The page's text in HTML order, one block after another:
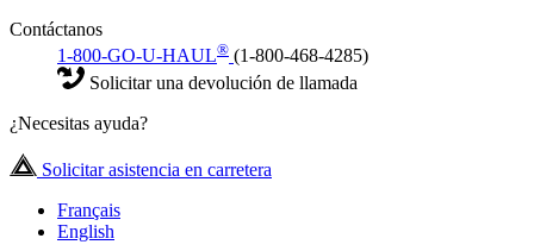
Contáctanos
1-800-GO-U-HAUL® (1-800-468-4285)
Solicitar una devolución de llamada
¿Necesitas ayuda?
Solicitar asistencia en carretera
Français
English